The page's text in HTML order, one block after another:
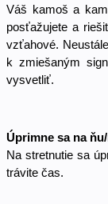
Váš kamoš a
posťažujete a
vzťahové.
k zmiešaným
vysvetliť.
Úprimne sa na
Na stretnutie sa
trávite čas.